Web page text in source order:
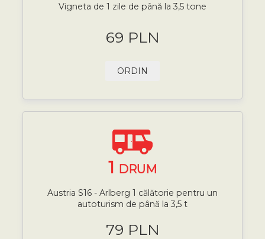
Vigneta de 1 zile de până la 3,5 tone
69 PLN
ORDIN
1 DRUM
Austria S16 - Arlberg 1 călătorie pentru un
autoturism de până la 3,5 t
79 PLN